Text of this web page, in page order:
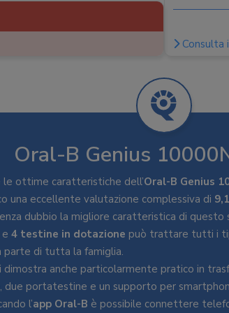
Funzioni:
Accessori
Sistema
Durata
Consulta
Oral-B Genius
ottime caratteristiche dell’Oral-B Genius
una eccellente valutazione complessiva di
dubbio la migliore caratteristica di questo
4 testine in dotazione può trattare tutti i
parte di tutta la famiglia.
dimostra anche particolarmente pratico in
, due portatestine e un supporto per
l’app Oral-B è possibile connettere